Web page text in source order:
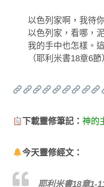
以色列家啊，我待
以色列家，看哪，
我的手中也怎樣。
（耶利米書18章6節
下載靈修筆記：神的
今天靈修經文：
耶利米書18章1-